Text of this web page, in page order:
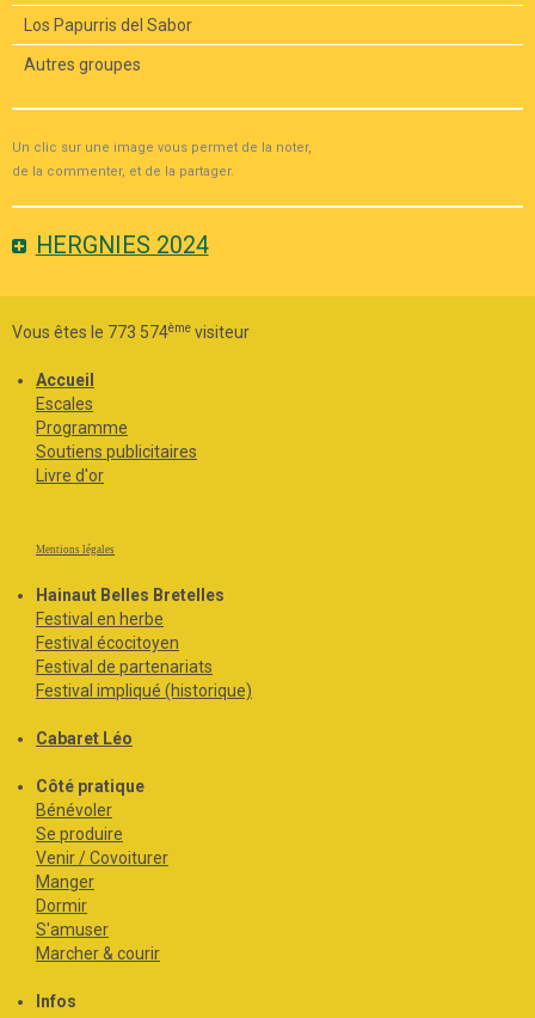
Los Papurris del Sabor
Autres groupes
Un clic sur une image vous permet de la noter,
de la commenter, et de la partager.
HERGNIES 2024
Vous êtes le 773 574ème visiteur
Accueil
Escales
Programme
Soutiens publicitaires
Livre d'or
Mentions légales
Hainaut Belles Bretelles
Festival en herbe
Festival écocitoyen
Festival de partenariats
Festival impliqué (historique)
Cabaret Léo
Côté pratique
Bénévoler
Se produire
Venir / Covoiturer
Manger
Dormir
S'amuser
Marcher & courir
Infos